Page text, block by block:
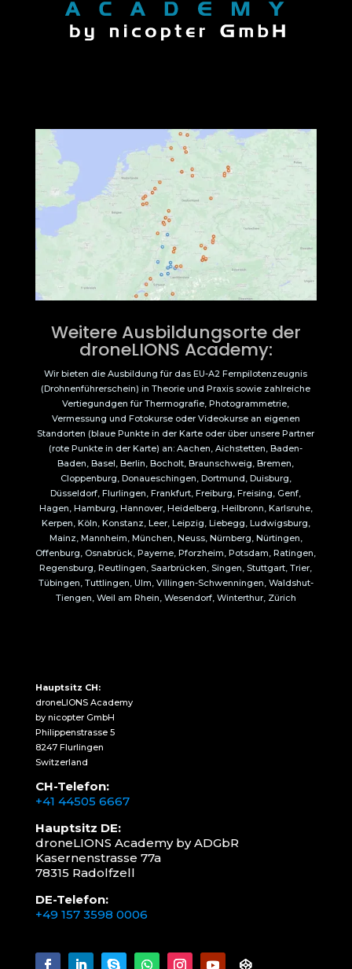
Weitere Ausbildungsorte der
droneLIONS Academy:
Wir bieten die Ausbildung für das EU-A2 Fernpilotenzeugnis
(Drohnenführerschein) in Theorie und Praxis sowie zahlreiche
Vertiegundgen für Thermografie, Photogrammetrie,
Vermessung und Fotokurse oder Videokurse an eigenen
Standorten (blaue Punkte in der Karte oder über unsere Partner
(rote Punkte in der Karte) an: Aachen, Aichstetten, Baden-
Baden, Basel, Berlin, Bocholt, Braunschweig, Bremen,
Cloppenburg, Donaueschingen, Dortmund, Duisburg,
Düsseldorf, Flurlingen, Frankfurt, Freiburg, Freising, Genf,
Hagen, Hamburg, Hannover, Heidelberg, Heilbronn, Karlsruhe,
Kerpen, Köln, Konstanz, Leer, Leipzig, Liebegg, Ludwigsburg,
Mainz, Mannheim, München, Neuss, Nürnberg, Nürtingen,
Offenburg, Osnabrück, Payerne, Pforzheim, Potsdam, Ratingen,
Regensburg, Reutlingen, Saarbrücken, Singen, Stuttgart, Trier,
Tübingen, Tuttlingen, Ulm, Villingen-Schwenningen, Waldshut-
Tiengen, Weil am Rhein, Wesendorf, Winterthur, Zürich
Hauptsitz CH:
droneLIONS Academy
by nicopter GmbH
Philippenstrasse 5
8247 Flurlingen
Switzerland
CH-Telefon:
+41 44505 6667
Hauptsitz DE:
droneLIONS Academy by ADGbR
Kasernenstrasse 77a
78315 Radolfzell
DE-Telefon:
+49 157 3598 0006